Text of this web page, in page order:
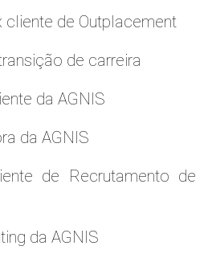
de Outplacement
de carreira
da AGNIS
da AGNIS
de Recrutamento de
da AGNIS